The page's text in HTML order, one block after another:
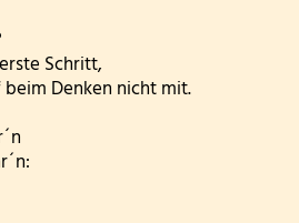
DONNERSTAG - DIE MÖHNEN
der dritten Klassen in der Kläranlage
bei den Wölflingen
Schritt,
Denken nicht mit.